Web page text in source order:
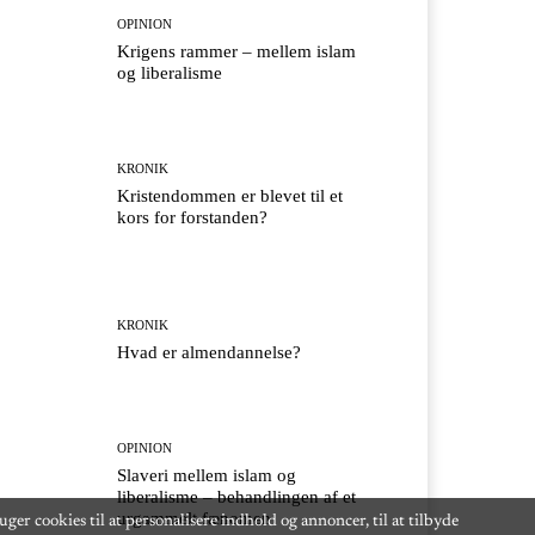
OPINION
Krigens rammer – mellem islam
og liberalisme
KRONIK
Kristendommen er blevet til et
kors for forstanden?
KRONIK
Hvad er almendannelse?
OPINION
Slaveri mellem islam og
liberalisme – behandlingen af et
urgammelt fænomen
cookies til at personalisere indhold og annoncer, til at tilbyde